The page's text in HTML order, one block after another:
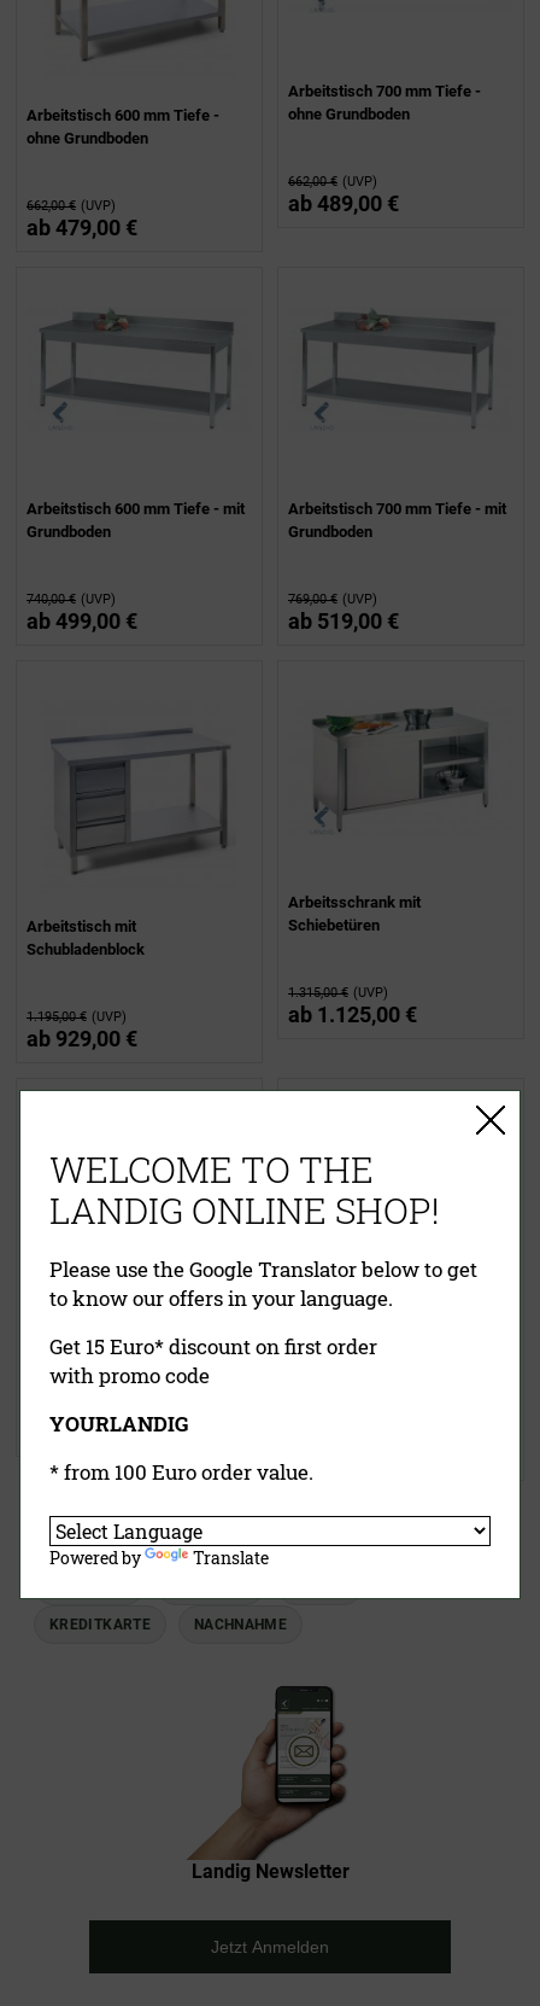
Arbeitstisch 600 mm Tiefe -
ohne Grundboden
662,00 € (UVP)
ab479,00 €
Arbeitstisch 700 mm Tiefe -
ohne Grundboden
662,00 € (UVP)
ab489,00 €
Arbeitstisch 600 mm Tiefe - mit
Grundboden
740,00 € (UVP)
ab499,00 €
Arbeitstisch 700 mm Tiefe - mit
Grundboden
769,00 € (UVP)
ab 519,00 €
Arbeitstisch mit
Schubladenblock
1.195,00 € (UVP)
ab 929,00 €
Arbeitsschrank mit
Schiebetüren
1.315,00 € (UVP)
ab 1.125,00 €
Arbeitsschrank mit
Schubladenblock
ab1.842,00 €
EINFACHE ZAHLUNG
KREDITKARTE NACHNAHME
Landig Newsletter
Jetzt Anmelden
WELCOME TO THE
LANDIG ONLINE SHOP!
Please use the Google Translator below to get
to know our offers in your language.
Get 15 Euro* discount on first order
with promo code
YOURLANDIG
* from 100 Euro order value.
Powered by Translate